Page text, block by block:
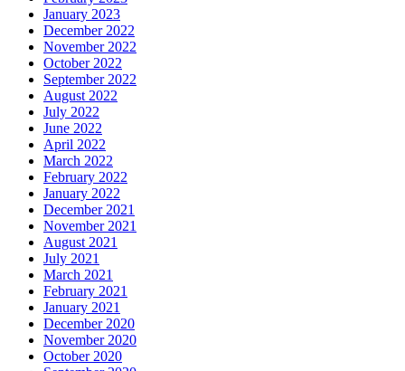
January 2023
December 2022
November 2022
October 2022
September 2022
August 2022
July 2022
June 2022
April 2022
March 2022
February 2022
January 2022
December 2021
November 2021
August 2021
July 2021
March 2021
February 2021
January 2021
December 2020
November 2020
October 2020